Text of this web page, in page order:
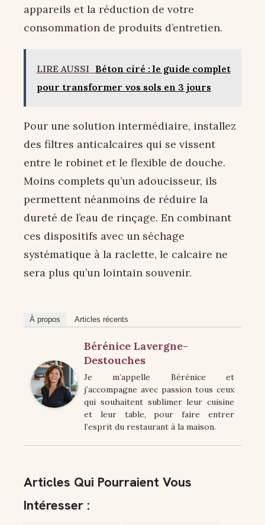
appareils et la réduction de votre
consommation de produits d’entretien.
LIRE AUSSI Béton ciré : le guide complet
pour transformer vos sols en 3 jours
Pour une solution intermédiaire, installez
des filtres anticalcaires qui se vissent
entre le robinet et le flexible de douche.
Moins complets qu’un adoucisseur, ils
permettent néanmoins de réduire la
dureté de l’eau de rinçage. En combinant
ces dispositifs avec un séchage
systématique à la raclette, le calcaire ne
sera plus qu’un lointain souvenir.
À propos Articles récents
Bérénice Lavergne-
Destouches
Je m’appelle Bérénice et
j’accompagne avec passion tous ceux
qui souhaitent sublimer leur cuisine
et leur table, pour faire entrer
l’esprit du restaurant à la maison.
Articles Qui Pourraient Vous
Intéresser :